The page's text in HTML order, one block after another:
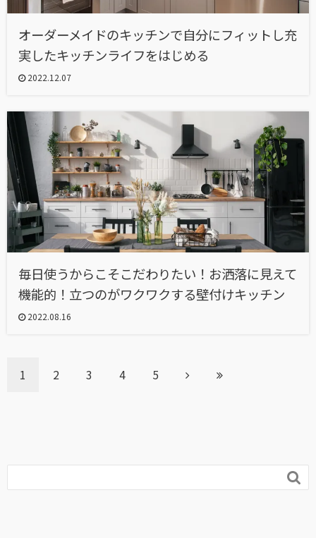
オーダーメイドのキッチンで自分にフィットし充
実したキッチンライフをはじめる
2022.12.07
毎日使うからこそこだわりたい！お洒落に見えて
機能的！立つのがワクワクする壁付けキッチン
2022.08.16
1 2 3 4 5
